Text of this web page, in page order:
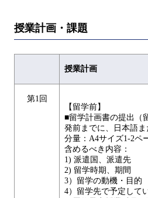
授業計画・課題
授業計画
第1回
【留学前】
■留学計画書の提出（
発前までに、日本語ま
分量：A4サイズ1-2ペ
含めるべき内容：
1) 派遣国、派遣先
2) 留学時期、期間
3）留学の動機・目的
4）留学先で予定して